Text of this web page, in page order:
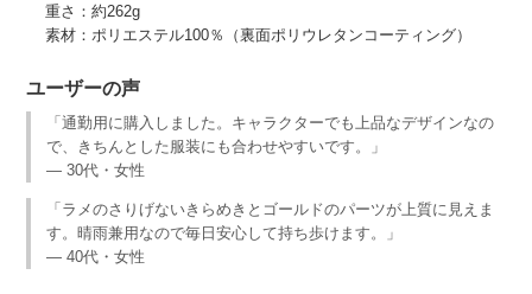
重さ：約262g
素材：ポリエステル100％（裏面ポリウレタンコーティング）
ユーザーの声
「通勤用に購入しました。キャラクターでも上品なデザインなの
で、きちんとした服装にも合わせやすいです。」
— 30代・女性
「ラメのさりげないきらめきとゴールドのパーツが上質に見えま
す。晴雨兼用なので毎日安心して持ち歩けます。」
— 40代・女性